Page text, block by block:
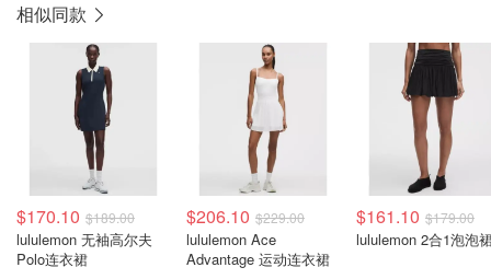
相似同款
$170.10 $189.00
lululemon 无袖高尔夫
Polo连衣裙
$206.10 $229.00
lululemon Ace
Advantage 运动连衣裙
$161.10 $179.00
lululemon 2合1泡泡